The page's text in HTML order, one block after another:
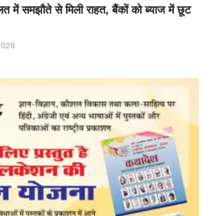
में समझौते से मिली राहत, बैंकों को ब्याज में छूट